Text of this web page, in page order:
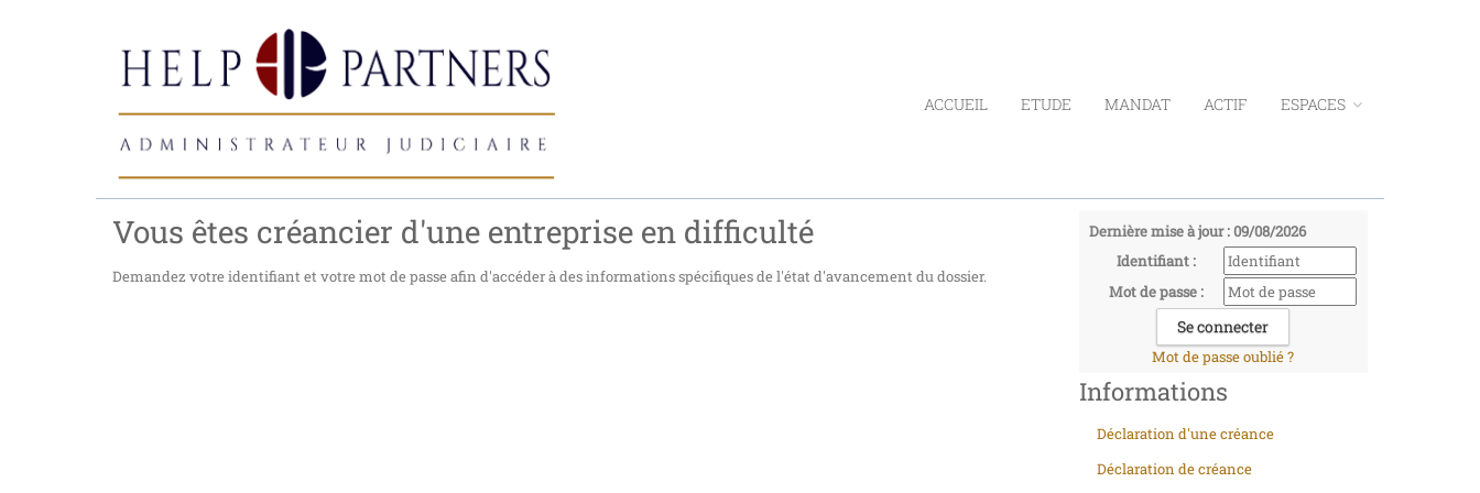
ACCUEIL ETUDE MANDAT ACTIF ESPACES
Dernière mise à jour : 09/08/2026
Identifiant :
Mot de passe :
Mot de passe oublié ?
Informations
Déclaration d'une créance
Déclaration de créance
Vous êtes créancier d'une entreprise en difficulté
Demandez votre identifiant et votre mot de passe afin d'accéder à des informations spécifiques de l'état d'avancement du dossier.